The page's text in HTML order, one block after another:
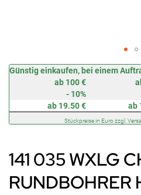
Günstig einkaufen, bei einem
ab 100 €
- 10%
ab 19.50 €
ab
Stückpreise in Euro zzgl.
141 035 WXLG
RUNDBOHRER
Zum
Anfang
springen